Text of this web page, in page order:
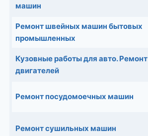
машин
Ремонт швейных машин бытовых
промышленных
Кузовные работы для авто. Ремонт
двигателей
Ремонт посудомоечных машин
Ремонт сушильных машин